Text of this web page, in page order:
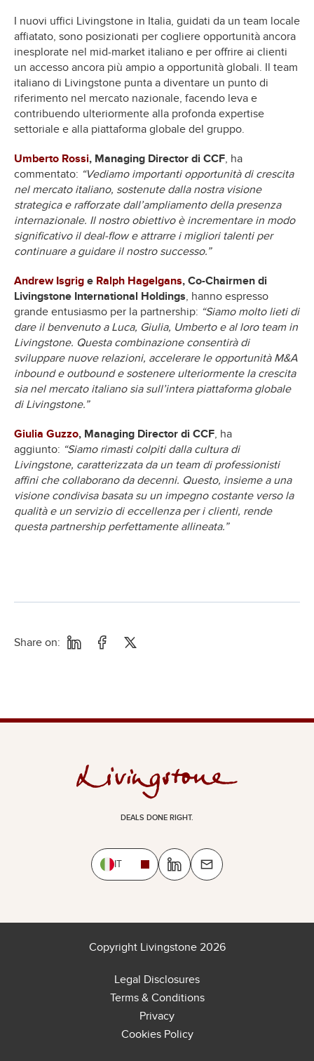
I nuovi uffici Livingstone in Italia, guidati da un team locale
affiatato, sono posizionati per cogliere opportunità ancora
inesplorate nel mid-market italiano e per offrire ai clienti
un accesso ancora più ampio a opportunità globali. Il team
italiano di Livingstone punta a diventare un punto di
riferimento nel mercato nazionale, facendo leva e
contribuendo ulteriormente alla profonda expertise
settoriale e alla piattaforma globale del gruppo.
Umberto Rossi, Managing Director di CCF, ha
commentato: “Vediamo importanti opportunità di crescita
nel mercato italiano, sostenute dalla nostra visione
strategica e rafforzate dall’ampliamento della presenza
internazionale. Il nostro obiettivo è incrementare in modo
significativo il deal-flow e attrarre i migliori talenti per
continuare a guidare il nostro successo.”
Andrew Isgrig e Ralph Hagelgans, Co-Chairmen di
Livingstone International Holdings, hanno espresso
grande entusiasmo per la partnership: “Siamo molto lieti di
dare il benvenuto a Luca, Giulia, Umberto e al loro team in
Livingstone. Questa combinazione consentirà di
sviluppare nuove relazioni, accelerare le opportunità M&A
inbound e outbound e sostenere ulteriormente la crescita
sia nel mercato italiano sia sull’intera piattaforma globale
di Livingstone.”
Giulia Guzzo, Managing Director di CCF, ha
aggiunto: “Siamo rimasti colpiti dalla cultura di
Livingstone, caratterizzata da un team di professionisti
affini che collaborano da decenni. Questo, insieme a una
visione condivisa basata su un impegno costante verso la
qualità e un servizio di eccellenza per i clienti, rende
questa partnership perfettamente allineata.”
Share on:
DEALS DONE RIGHT.
IT
Copyright Livingstone 2026
Legal Disclosures
Terms & Conditions
Privacy
Cookies Policy